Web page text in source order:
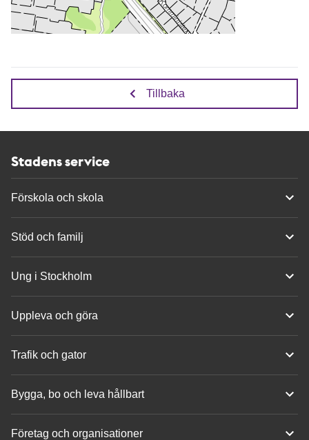
Tillbaka
Stadens service
Förskola och skola
Stöd och familj
Ung i Stockholm
Uppleva och göra
Trafik och gator
Bygga, bo och leva hållbart
Företag och organisationer